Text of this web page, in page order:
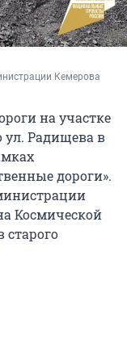
Кемерова
на участке
ул. Радищева в
дороги».
Космической
старого